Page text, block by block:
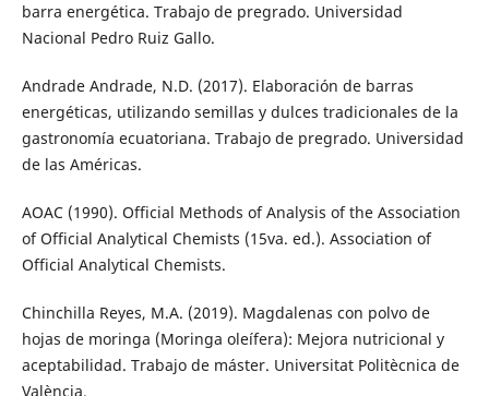
barra energética. Trabajo de pregrado. Universidad
Nacional Pedro Ruiz Gallo.
Andrade Andrade, N.D. (2017). Elaboración de barras
energéticas, utilizando semillas y dulces tradicionales de la
gastronomía ecuatoriana. Trabajo de pregrado. Universidad
de las Américas.
AOAC (1990). Official Methods of Analysis of the Association
of Official Analytical Chemists (15va. ed.). Association of
Official Analytical Chemists.
Chinchilla Reyes, M.A. (2019). Magdalenas con polvo de
hojas de moringa (Moringa oleífera): Mejora nutricional y
aceptabilidad. Trabajo de máster. Universitat Politècnica de
València.